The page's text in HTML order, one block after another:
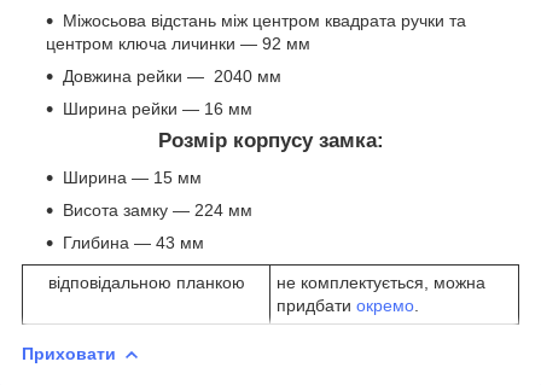
Міжосьова відстань між центром квадрата ручки та
центром ключа личинки — 92 мм
Довжина рейки — 2040 мм
Ширина рейки — 16 мм
Розмір корпусу замка:
Ширина — 15 мм
Висота замку — 224 мм
Глибина — 43 мм
відповідальною планкою
не комплектується, можна
придбати окремо
Приховати